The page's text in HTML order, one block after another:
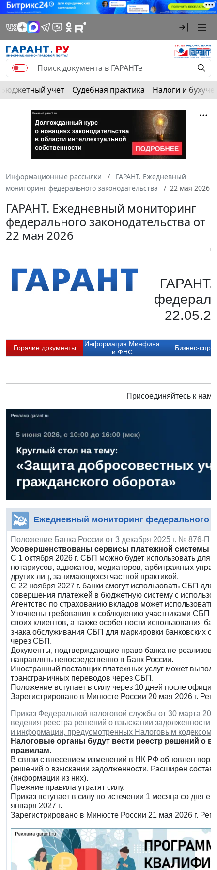
Бюджетный учет Судебная практика Налоги и
Информационные рассылки
ГАРАНТ. Ежедневный
мониторинг федерального законодательства
22 мая 2026
ГАРАНТ. Ежедневный мониторинг
федерального законодательства от
22 мая 2026
ГАРАНТ.
Горячие документы
Информация Минфина
и ФНС
Бизнес-
Присоединяйтесь к нам
Ежедневный мониторинг федерального
Положение Банка России от 3 декабря 2025 г. № 876-П
Усовершенствованы сервисы платежной системы
С 1 октября 2026 г. СБП можно будет использовать для
нотариусов, адвокатов, медиаторов, арбитражных
других лиц, занимающихся частной практикой.
С 22 ноября 2027 г. банки смогут использовать СБП
совершения платежей в бюджетную систему с
Агентство по страхованию вкладов может
Уточнены требования к соблюдению участниками СБП
своих клиентов, а также особенности использования
знака обслуживания СБП для маркировки банковских
через СБП.
Документы, подтверждающие право банка не
направлять непосредственно в Банк России.
Иностранный поставщик платежных услуг может
трансграничных переводов через СБП.
Положение вступает в силу через 10 дней после
Зарегистрировано в Минюсте России 20 мая 2026 г.
Приказ Федеральной налоговой службы от 30 марта
ведения реестра решений о взыскании задолженности
и информации, предусмотренных Налоговым кодексом
Налоговые органы будут вести реестр решений о
правилам.
В связи с внесением изменений в НК РФ обновлен
решений о взыскании задолженности. Расширен
(информации из них).
Прежние правила утратят силу.
Приказ вступает в силу по истечении 1 месяца со дня
января 2027 г.
Зарегистрировано в Минюсте России 21 мая 2026 г.